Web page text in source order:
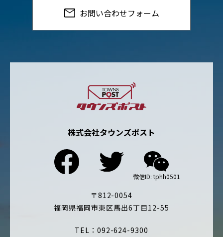
お問い合わせフォーム
株式会社タウンズポスト
〒812-0054
福岡県福岡市東区馬出6丁目12-55
TEL：092-624-9300